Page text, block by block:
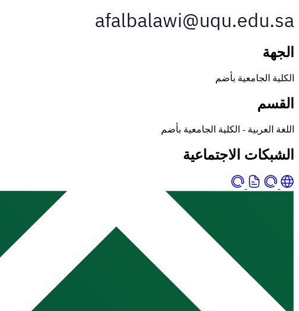
الجهة
الكلية الجامعية بأضم
القسم
اللغة العربية - الكلية الجامعية بأضم
الشبكات الاجتماعية